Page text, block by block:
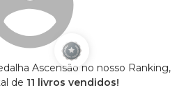
Ascensão no nosso Ranking,
de 11 livros vendidos!